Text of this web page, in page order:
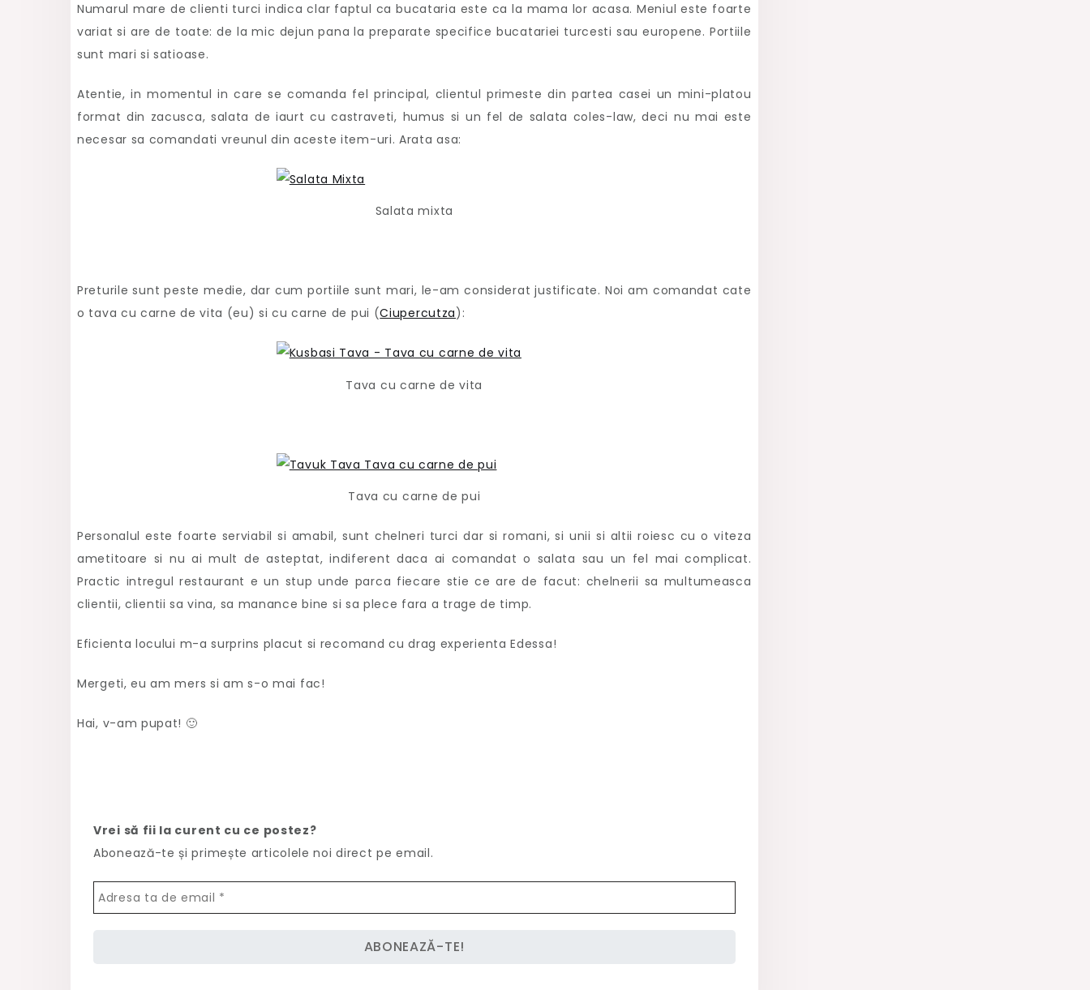
Numarul mare de clienti turci indica clar faptul ca bucataria este ca la mama lor acasa. Meniul este foarte
variat si are de toate: de la mic dejun pana la preparate specifice bucatariei turcesti sau europene. Portiile
sunt mari si satioase.
Atentie, in momentul in care se comanda fel principal, clientul primeste din partea casei un mini-platou
format din zacusca, salata de iaurt cu castraveti, humus si un fel de salata coles-law, deci nu mai este
necesar sa comandati vreunul din aceste item-uri. Arata asa:
Salata mixta
Preturile sunt peste medie, dar cum portiile sunt mari, le-am considerat justificate. Noi am comandat cate
o tava cu carne de vita (eu) si cu carne de pui (Ciupercutza):
Tava cu carne de vita
Tava cu carne de pui
Personalul este foarte serviabil si amabil, sunt chelneri turci dar si romani, si unii si altii roiesc cu o viteza
ametitoare si nu ai mult de asteptat, indiferent daca ai comandat o salata sau un fel mai complicat.
Practic intregul restaurant e un stup unde parca fiecare stie ce are de facut: chelnerii sa multumeasca
clientii, clientii sa vina, sa manance bine si sa plece fara a trage de timp.
Eficienta locului m-a surprins placut si recomand cu drag experienta Edessa!
Mergeti, eu am mers si am s-o mai fac!
Hai, v-am pupat! 🙂
Vrei să fii la curent cu ce postez?
Abonează-te și primește articolele noi direct pe email.